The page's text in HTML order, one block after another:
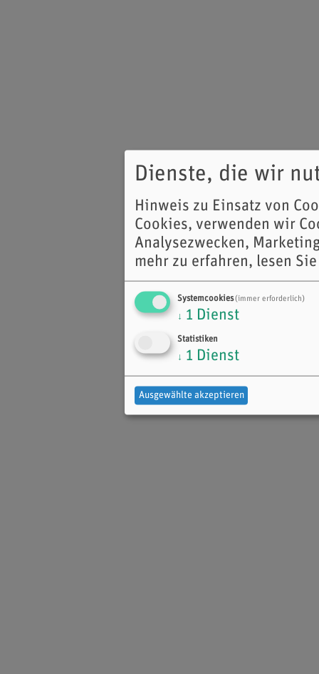
Dienste, die wir
Hinweis zu Einsatz von
Cookies, verwenden wir
Analysezwecken,
mehr zu erfahren, lesen
Systemcookies(immer erforderlich)
↓ 1 Dienst
Statistiken
↓ 1 Dienst
Ausgewählte akzeptieren